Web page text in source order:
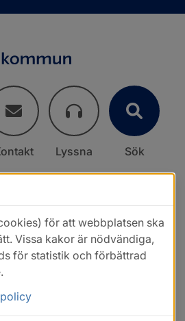
Lyssna Sök
för att webbplatsen ska
Vissa kakor är nödvändiga,
för statistik och förbättrad